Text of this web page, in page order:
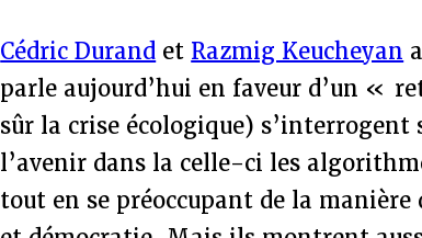
Cédric Durand et Razmig Keucheyan
parle aujourd’hui en faveur d’un «
sûr la crise écologique)
l’avenir dans la celle-ci les
tout en se préoccupant de la